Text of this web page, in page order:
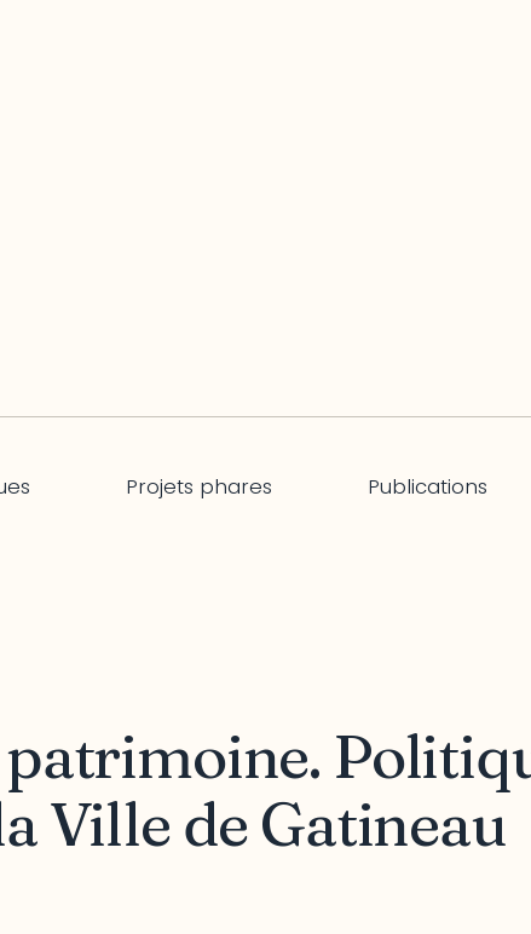
Projets phares Publications
Ville de Gatineau